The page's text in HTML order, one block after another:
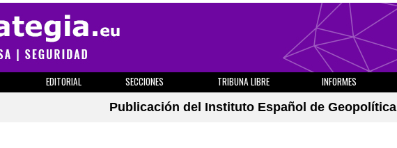
EDITORIAL SECCIONES TRIBUNA LIBRE INFORMES
Publicación del Instituto Español de Geopolítica